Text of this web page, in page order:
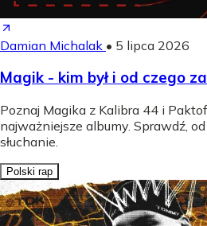
Damian Michalak • 5 lipca 2026
Magik - kim był i od czego
Poznaj Magika z Kalibra 44 i
najważniejsze albumy. Sprawdź,
słuchanie.
Polski rap